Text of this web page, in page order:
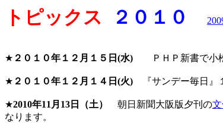
トピックス ２０１０
★ ２０１０年１２月１５日(水) ＰＨＰ新書で小
★ ２０１０年１２月１４日(火) 『サンデー毎日』
★2010年11月13日（土） 朝日新聞大阪版夕刊の
なります。